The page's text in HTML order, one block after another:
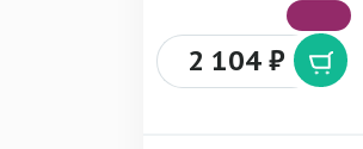
2 104 ₽